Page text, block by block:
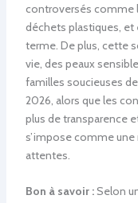
controversés comme
déchets plastiques,
terme. De plus, cette
vie, des peaux
familles soucieuses
2026, alors que les
plus de transparence
s’impose comme
attentes.
Bon à savoir :Selon